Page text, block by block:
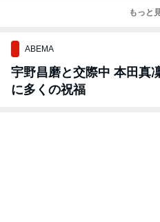
もっと
ABEMA
宇野昌磨と交際中 本田真
に多くの祝福